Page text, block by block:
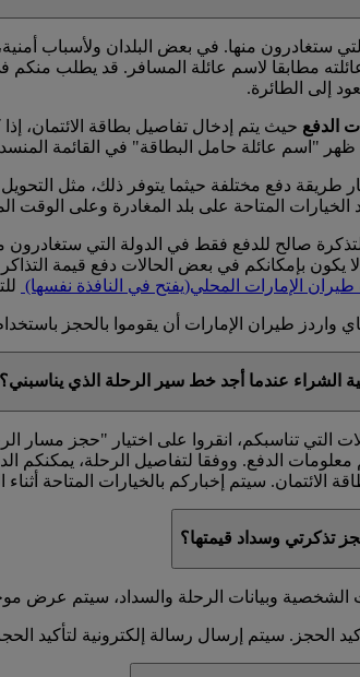
ستغادرون منها. في بعض البلدان ولأسباب
مطابقا لاسم عائلة المسافر. قد يطلب منكم
إلى الطائرة.
الدفع حيث يتم إدخال تفاصيل بطاقة الائتمان،
ظهر "اسم عائلة حامل البطاقة" في القائمة
طريقة دفع مختلفة حيثما يتوفر ذلك، مثل
الخيارات المتاحة على بلد المغادرة وعلى الوقت
صالح للدفع فقط في الدولة التي ستغادرون
يكون بإمكانكم في بعض الحالات دفع قيمة التذاكر
الإمارات المحلي(يفتح في النافذة نفسها)
واردز طيران الإمارات أن يقوموا بالحجز
الشراء عندما أجد خط سير الرحلة الذي يناسبني؟
التي تناسبكم، انقروا على اختيار "حجز مسار
معلومات الدفع. ووفقا لتفاصيل الرحلة، يمكنكم
الائتمان. سيتم إخباركم بالخيارات المتاحة أثناء
تذكرتي وسداد قيمتها؟
الشخصية وبيانات الرحلة والسداد، سيتم
الحجز. سيتم إرسال رسالة إلكترونية لتأكيد